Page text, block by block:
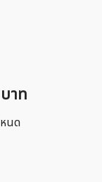
าท
นด